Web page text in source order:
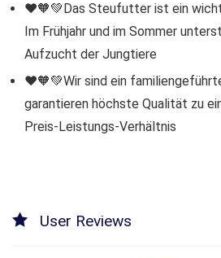
❤️🧡💚Das Steufutter ist ein
Im Frühjahr und im Sommer
Aufzucht der Jungtiere
❤️🧡💚Wir sind ein
garantieren höchste Qualität zu
Preis-Leistungs-Verhältnis
User Reviews